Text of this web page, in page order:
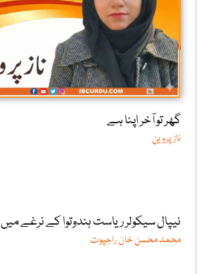
گھر تو آخر اپنا ہے
ناز پروین
نیپال سیکولر ریاست ہندوتوا کے نرغے میں
محمد محسن خان راجپوت